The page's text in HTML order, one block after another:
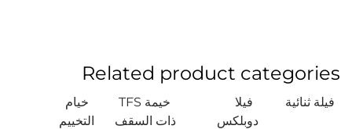
Related product categories
فيلة ثنائية
فيلا
دوبلكس
خيمة TFS
ذات السقف
خيام
التخييم